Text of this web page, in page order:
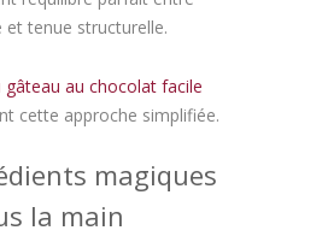
tenue structurelle.
au chocolat facile
cette approche simplifiée.
magiques
la main